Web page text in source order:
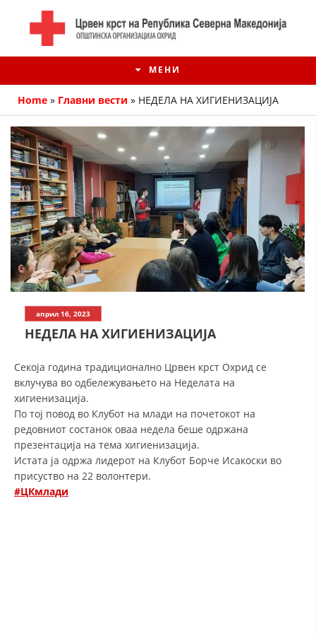
МЕНИ
ИСТОРИЈАТ НА ЦКРМ
ИСТОРИЈАТ НА ДВИЖЕЊЕТО
СТРУКТУРА НА ОРГАНИЗАЦИЈАТА
ЧЛЕНСТВО ВО ПРОФЕСИОНАЛНИ ТЕЛА
ЗАКОН ЗА ЦКРМ
СТАТУТ НА ЦКРМ
Home » Главни вести » НЕДЕЛА НА ХИГИЕНИЗАЦИЈА
април 16, 2023
НЕДЕЛА НА ХИГИЕНИЗАЦИЈА
Секоја година традиционално Црвен крст Охрид се
вклучува во одбележувањето на Неделата на
хигиенизација.
По тој повод во Клубот на млади на почетокот на
редовниот состанок оваа недела беше одржана
презентација на тема хигиенизација.
Истата ја одржа лидерот на Клубот Борче Исакоски во
присуство на 22 волонтери.
#ЦКмлади